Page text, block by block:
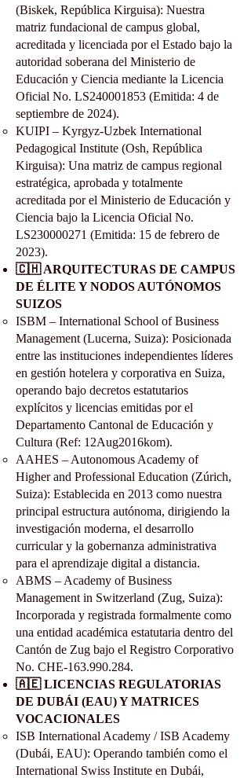
(Biskek, República Kirguisa): Nuestra
matriz fundacional de campus global,
acreditada y licenciada por el Estado bajo la
autoridad soberana del Ministerio de
Educación y Ciencia mediante la Licencia
Oficial No. LS240001853 (Emitida: 4 de
septiembre de 2024).
KUIPI – Kyrgyz-Uzbek International
Pedagogical Institute (Osh, República
Kirguisa): Una matriz de campus regional
estratégica, aprobada y totalmente
acreditada por el Ministerio de Educación y
Ciencia bajo la Licencia Oficial No.
LS230000271 (Emitida: 15 de febrero de
2023).
🇨🇭 ARQUITECTURAS DE CAMPUS
DE ÉLITE Y NODOS AUTÓNOMOS
SUIZOS
ISBM – International School of Business
Management (Lucerna, Suiza): Posicionada
entre las instituciones independientes líderes
en gestión hotelera y corporativa en Suiza,
operando bajo decretos estatutarios
explícitos y licencias emitidas por el
Departamento Cantonal de Educación y
Cultura (Ref: 12Aug2016kom).
AAHES – Autonomous Academy of
Higher and Professional Education (Zúrich,
Suiza): Establecida en 2013 como nuestra
principal estructura autónoma, dirigiendo la
investigación moderna, el desarrollo
curricular y la gobernanza administrativa
para el aprendizaje digital a distancia.
ABMS – Academy of Business
Management in Switzerland (Zug, Suiza):
Incorporada y registrada formalmente como
una entidad académica estatutaria dentro del
Cantón de Zug bajo el Registro Corporativo
No. CHE-163.990.284.
🇦🇪 LICENCIAS REGULATORIAS
DE DUBÁI (EAU) Y MATRICES
VOCACIONALES
ISB International Academy / ISB Academy
(Dubái, EAU): Operando también como el
International Swiss Institute en Dubái,